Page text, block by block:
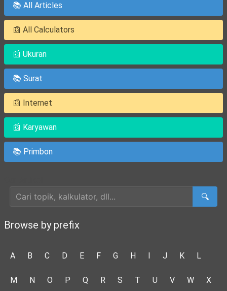
📚 All Articles
📰 All Calculators
📰 Ukuran
📚 Surat
📰 Internet
📰 Karyawan
📚 Primbon
🔍
Browse by prefix
A B C D E F G H I J K L
M N O P Q R S T U V W X